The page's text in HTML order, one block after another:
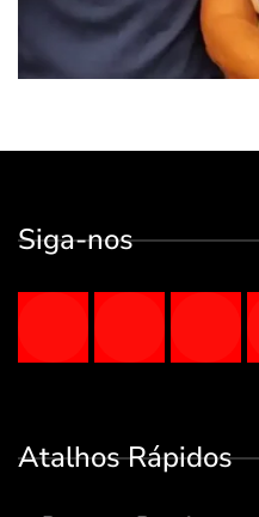
Siga-nos
Atalhos Rápidos